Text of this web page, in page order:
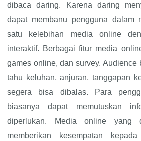
dibaca daring. Karena daring
dapat membanu pengguna dalam
satu kelebihan media online
interaktif. Berbagai fitur media
games online, dan survey. Audience
tahu keluhan, anjuran, tanggapan
segera bisa dibalas. Para
biasanya dapat memutuskan
diperlukan. Media online yang
memberikan kesempatan